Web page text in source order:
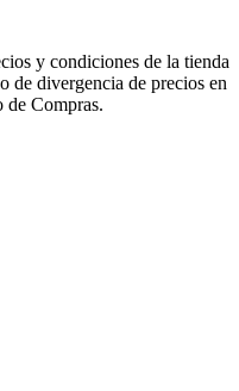
y condiciones de la tienda
de divergencia de precios en
Compras.